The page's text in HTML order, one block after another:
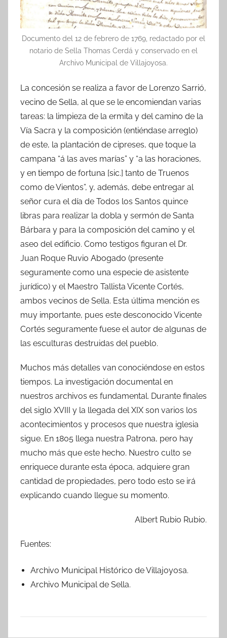
Documento del 12 de febrero de 1769, redactado por el
notario de Sella Thomas Cerdá y conservado en el
Archivo Municipal de Villajoyosa.
La concesión se realiza a favor de Lorenzo Sarrió,
vecino de Sella, al que se le encomiendan varias
tareas: la limpieza de la ermita y del camino de la
Vía Sacra y la composición (entiéndase arreglo)
de este, la plantación de cipreses, que toque la
campana “á las aves marías” y “a las horaciones,
y en tiempo de fortuna [sic.] tanto de Truenos
como de Vientos”, y, además, debe entregar al
señor cura el día de Todos los Santos quince
libras para realizar la dobla y sermón de Santa
Bárbara y para la composición del camino y el
aseo del edificio. Como testigos figuran el Dr.
Juan Roque Ruvio Abogado (presente
seguramente como una especie de asistente
jurídico) y el Maestro Tallista Vicente Cortés,
ambos vecinos de Sella. Esta última mención es
muy importante, pues este desconocido Vicente
Cortés seguramente fuese el autor de algunas de
las esculturas destruidas del pueblo.
Muchos más detalles van conociéndose en estos
tiempos. La investigación documental en
nuestros archivos es fundamental. Durante finales
del siglo XVIII y la llegada del XIX son varios los
acontecimientos y procesos que nuestra iglesia
sigue. En 1805 llega nuestra Patrona, pero hay
mucho más que este hecho. Nuestro culto se
enriquece durante esta época, adquiere gran
cantidad de propiedades, pero todo esto se irá
explicando cuando llegue su momento.
Albert Rubio Rubio.
Fuentes:
Archivo Municipal Histórico de Villajoyosa.
Archivo Municipal de Sella.